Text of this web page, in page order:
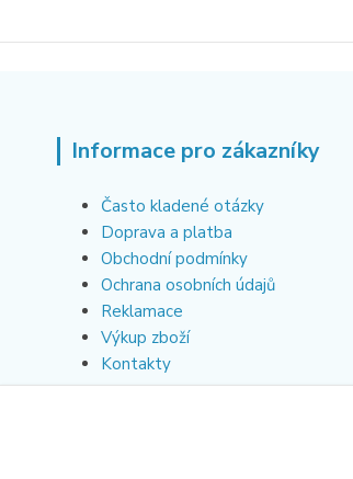
Informace pro zákazníky
Často kladené otázky
Doprava a platba
Obchodní podmínky
Ochrana osobních údajů
Reklamace
Výkup zboží
Kontakty